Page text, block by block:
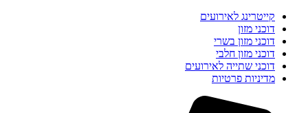
קייטרינג לאירועים
דוכני מזון
דוכני מזון בשרי
דוכני מזון חלבי
דוכני שתייה לאירועים
מדיניות פרטיות